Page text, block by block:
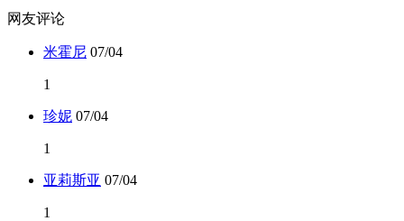
网友评论
米霍尼 07/04
1
珍妮 07/04
1
亚莉斯亚 07/04
1